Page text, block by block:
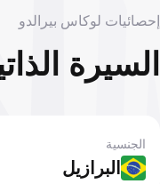
إحصائيات لوكاس بيرالدو
السيرة
البرازيل
الجنسية